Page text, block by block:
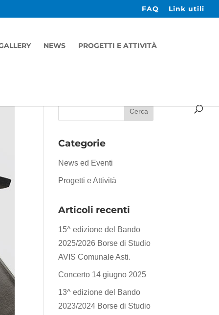
FAQ Link utili
NEWS PROGETTI E ATTIVITÀ
Categorie
News ed Eventi
Progetti e Attività
Articoli recenti
15^ edizione del Bando
2025/2026 Borse di Studio
AVIS Comunale Asti.
Concerto 14 giugno 2025
13^ edizione del Bando
2023/2024 Borse di Studio